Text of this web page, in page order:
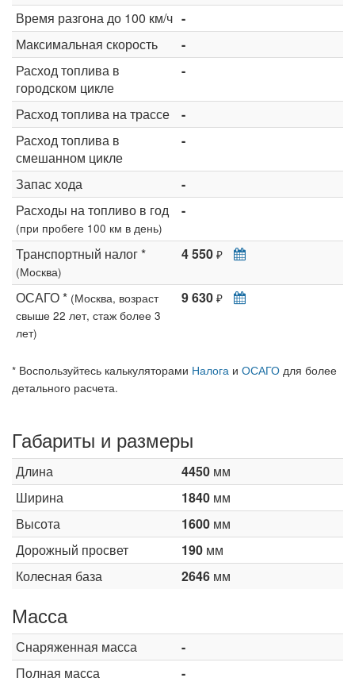
Время разгона до 100 км/ч -
Максимальная скорость
-
Расход топлива в
городском цикле
-
Расход топлива на трассе
-
Расход топлива в
смешанном цикле
-
Запас хода
-
Расходы на топливо в год
(при пробеге 100 км в день)
-
Транспортный налог *
(Москва)
4 550 ₽
ОСАГО * (Москва, возраст
свыше 22 лет, стаж более 3
лет)
9 630 ₽
* Воспользуйтесь калькуляторами Налога и ОСАГО для более
детального расчета.
Габариты и размеры
Длина 4450 мм
Ширина
1840 мм
Высота
1600 мм
Дорожный просвет
190 мм
Колесная база
2646 мм
Масса
Снаряженная масса
-
Полная масса
-